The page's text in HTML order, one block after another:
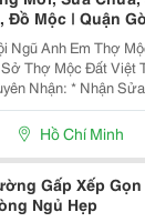
Đồ Mộc | Quận
Ngũ Anh Em Thợ
Thợ Mộc Đất Việt
Nhận Sửa Chữa Đồ Gỗ Tại Nhà Thành
Hồ Chí Minh - Sửa
Cửa Đi Bị Sập Xệ
-
Hồ Chí Minh
Gấp Xếp
Ngủ Hẹp